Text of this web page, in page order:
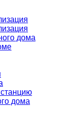
дома
дома